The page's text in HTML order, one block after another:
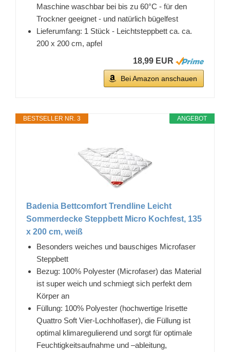
Maschine waschbar bei bis zu 60°C - für den
Trockner geeignet - und natürlich bügelfest
Lieferumfang: 1 Stück - Leichtsteppbett ca. ca.
200 x 200 cm, apfel
18,99 EUR
Bei Amazon anschauen
ANGEBOT
BESTSELLER NR. 3
Badenia Bettcomfort Trendline Leicht
Sommerdecke Steppbett Micro Kochfest, 135
x 200 cm, weiß
Besonders weiches und bauschiges Microfaser
Steppbett
Bezug: 100% Polyester (Microfaser) das Material
ist super weich und schmiegt sich perfekt dem
Körper an
Füllung: 100% Polyester (hochwertige Irisette
Quattro Soft Vier-Lochholfaser), die Füllung ist
optimal klimaregulierend und sorgt für optimale
Feuchtigkeitsaufnahme und –ableitung,